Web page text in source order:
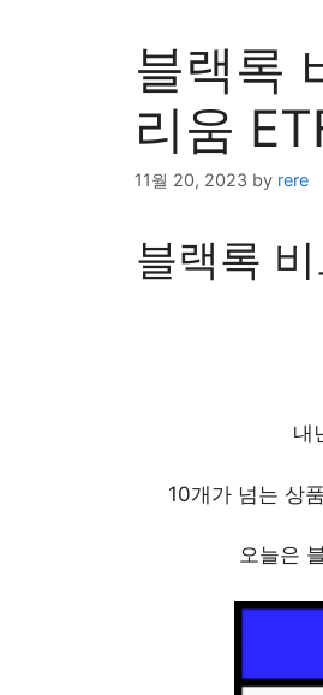
블랙록
리움
11월 20, 2023 by rere
블랙록
내
10개가 넘는 상
오늘은